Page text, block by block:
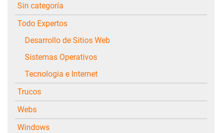
Sin categoría
Todo Expertos
Desarrollo de Sitios Web
Sistemas Operativos
Tecnologia e Internet
Trucos
Webs
Windows